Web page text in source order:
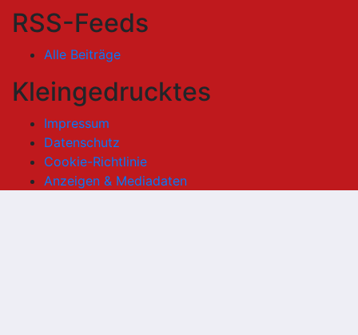
RSS-Feeds
Alle Beiträge
Kleingedrucktes
Impressum
Datenschutz
Cookie-Richtlinie
Anzeigen & Mediadaten